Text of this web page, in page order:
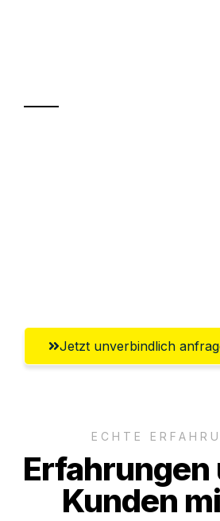
Jetzt unverbindlich
ECHTE
Erfahrungen
Kunden